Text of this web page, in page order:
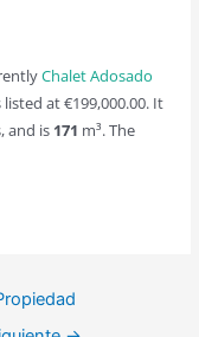
Chalet Adosado
at €199,000.00. It
and is 171 m³. The